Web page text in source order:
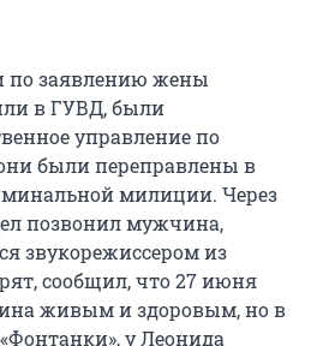
по заявлению жены
в ГУВД, были
управление по
они были переправлены в
милиции. Через
позвонил мужчина,
звукорежиссером из
сообщил, что 27 июня
живым и здоровым, но в
у Леонида